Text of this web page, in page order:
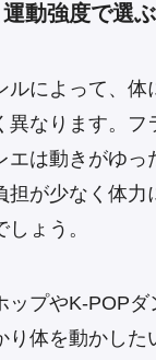
動強度で選ぶ
ルによって、体
異なります。フ
エは動きがゆっ
担が少なく体力
ょう。
ップやK-POPダ
り体を動かした